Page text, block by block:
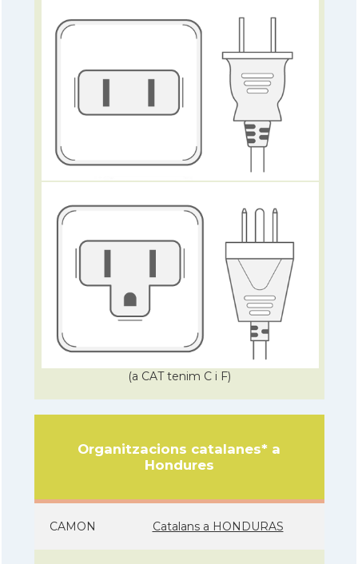
(a CAT tenim C i F)
Organitzacions catalanes* a
Hondures
CAMON Catalans a HONDURAS